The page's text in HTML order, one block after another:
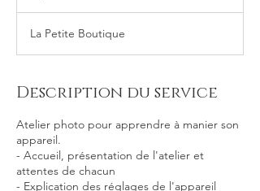
euros
La Petite Boutique
Description du service
Atelier photo pour apprendre à manier son
appareil.
- Accueil, présentation de l'atelier et
attentes de chacun
- Explication des réglages de l'appareil